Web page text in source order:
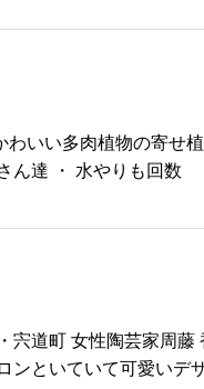
げの方にevam eva オ
す。(なくなり次第終
す
#島根#松江#ユーカリ
わいい多肉植物の寄せ
ん達 ・ 水やりも回数
宍道町 女性陶芸家周藤
ンといていて可愛いデ